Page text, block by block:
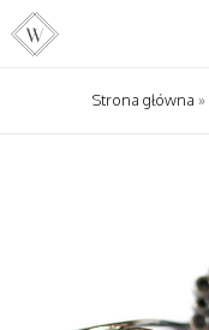
Strona główna »